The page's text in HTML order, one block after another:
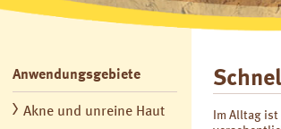
Anwendungsgebiete
Akne und unreine Haut
Im Alltag